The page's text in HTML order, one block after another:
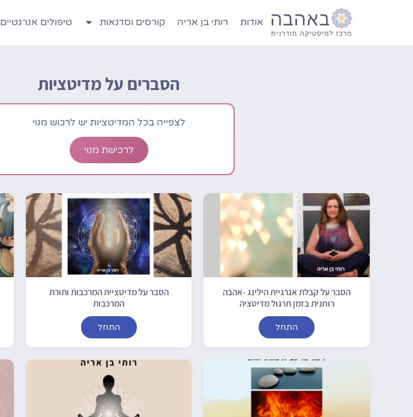
אודות רותי בן אריה קורסים וסדנאות טיפולים אנרגטיים
הסברים על מדיטציות
לצפייה בכל המדיטציות יש לרכוש מנוי
לרכישת מנוי
הסבר על קבלת אנרגיית הילינג -אהבה
רוחנית בזמן תרגול מדיטציה
התחל
הסבר על מדיטציית המרכבות ותורת
המרכבות
התחל